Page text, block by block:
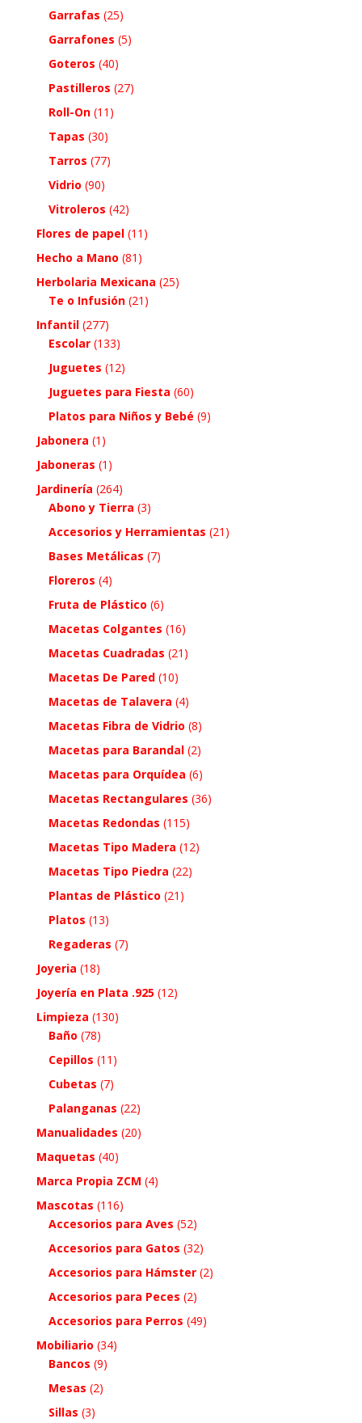
Garrafas (25)
Garrafones (5)
Goteros (40)
Pastilleros (27)
Roll-On (11)
Tapas (30)
Tarros (77)
Vidrio (90)
Vitroleros (42)
Flores de papel (11)
Hecho a Mano (81)
Herbolaria Mexicana (25)
Te o Infusión (21)
Infantil (277)
Escolar (133)
Juguetes (12)
Juguetes para Fiesta (60)
Platos para Niños y Bebé (9)
Jabonera (1)
Jaboneras (1)
Jardinería (264)
Abono y Tierra (3)
Accesorios y Herramientas (21)
Bases Metálicas (7)
Floreros (4)
Fruta de Plástico (6)
Macetas Colgantes (16)
Macetas Cuadradas (21)
Macetas De Pared (10)
Macetas de Talavera (4)
Macetas Fibra de Vidrio (8)
Macetas para Barandal (2)
Macetas para Orquídea (6)
Macetas Rectangulares (36)
Macetas Redondas (115)
Macetas Tipo Madera (12)
Macetas Tipo Piedra (22)
Plantas de Plástico (21)
Platos (13)
Regaderas (7)
Joyeria (18)
Joyería en Plata .925 (12)
Limpieza (130)
Baño (78)
Cepillos (11)
Cubetas (7)
Palanganas (22)
Manualidades (20)
Maquetas (40)
Marca Propia ZCM (4)
Mascotas (116)
Accesorios para Aves (52)
Accesorios para Gatos (32)
Accesorios para Hámster (2)
Accesorios para Peces (2)
Accesorios para Perros (49)
Mobiliario (34)
Bancos (9)
Mesas (2)
Sillas (3)